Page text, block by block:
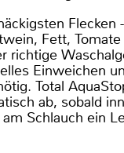
Flecken
Fett,
richtige
Einweichen
Total
ab, sobald
Schlauch ein